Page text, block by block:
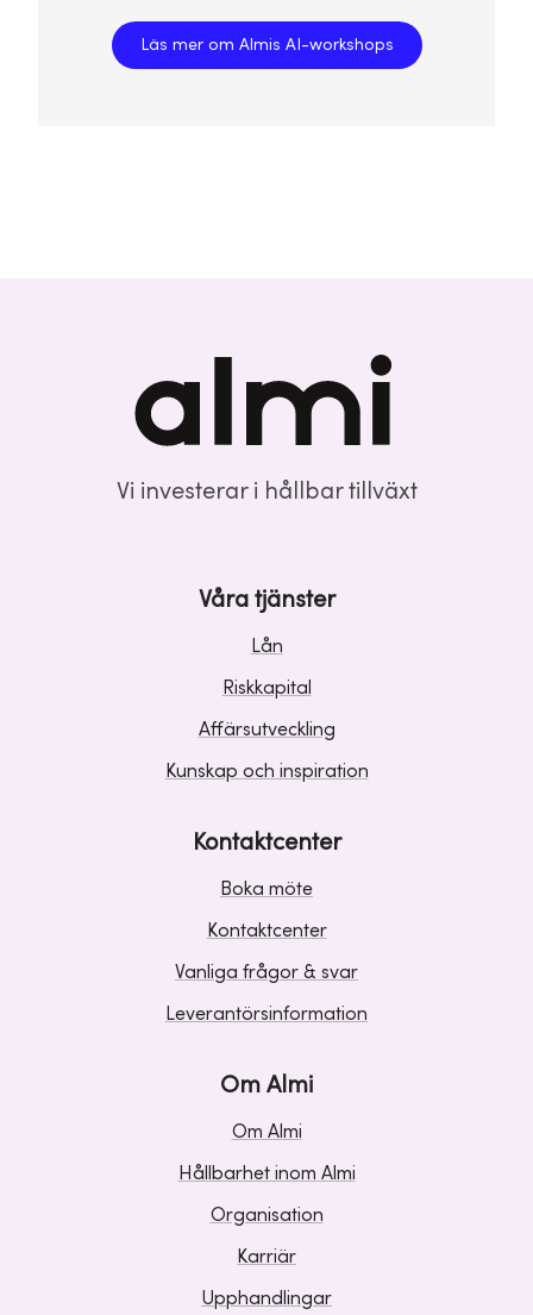
Läs mer om Almis AI-workshops
Vi investerar i hållbar tillväxt
Våra tjänster
Lån
Riskkapital
Affärsutveckling
Kunskap och inspiration
Kontaktcenter
Boka möte
Kontaktcenter
Vanliga frågor & svar
Leverantörsinformation
Om Almi
Om Almi
Hållbarhet inom Almi
Organisation
Karriär
Upphandlingar